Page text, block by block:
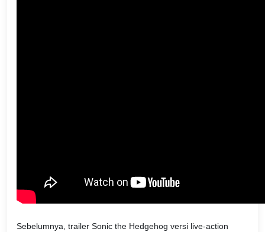
Sebelumnya, trailer Sonic the Hedgehog versi live-action